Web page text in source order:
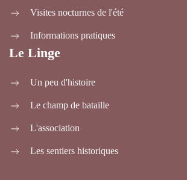
Visites nocturnes de l'été
Informations pratiques
Le Linge
Un peu d'histoire
Le champ de bataille
L'association
Les sentiers historiques